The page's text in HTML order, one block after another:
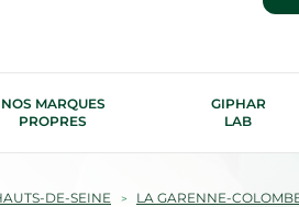
NOS MARQUES
PROPRES
GIPHAR
LAB
DE-SEINE
LA GARENNE-